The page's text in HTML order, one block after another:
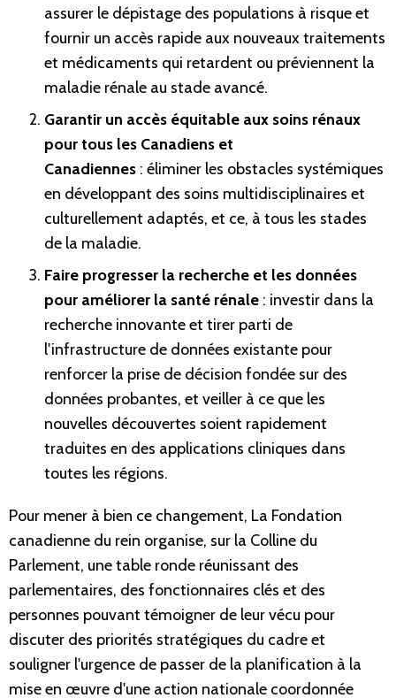
assurer le dépistage des populations à risque et
fournir un accès rapide aux nouveaux traitements
et médicaments qui retardent ou préviennent la
maladie rénale au stade avancé.
Garantir un accès équitable aux soins rénaux
pour tous les Canadiens et
Canadiennes : éliminer les obstacles systémiques
en développant des soins multidisciplinaires et
culturellement adaptés, et ce, à tous les stades
de la maladie.
Faire progresser la recherche et les données
pour améliorer la santé rénale : investir dans la
recherche innovante et tirer parti de
l'infrastructure de données existante pour
renforcer la prise de décision fondée sur des
données probantes, et veiller à ce que les
nouvelles découvertes soient rapidement
traduites en des applications cliniques dans
toutes les régions.
Pour mener à bien ce changement, La Fondation
canadienne du rein organise, sur la Colline du
Parlement, une table ronde réunissant des
parlementaires, des fonctionnaires clés et des
personnes pouvant témoigner de leur vécu pour
discuter des priorités stratégiques du cadre et
souligner l'urgence de passer de la planification à la
mise en œuvre d'une action nationale coordonnée